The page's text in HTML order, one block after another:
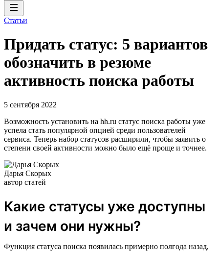
Статьи
Придать статус: 5 вариантов
обозначить в резюме
активность поиска работы
5 сентября 2022
Возможность установить на hh.ru статус поиска работы уже
успела стать популярной опцией среди пользователей
сервиса. Теперь набор статусов расширили, чтобы заявить о
степени своей активности можно было ещё проще и точнее.
Дарья Скорых
автор статей
Какие статусы уже доступны
и зачем они нужны?
Функция статуса поиска появилась примерно полгода назад,